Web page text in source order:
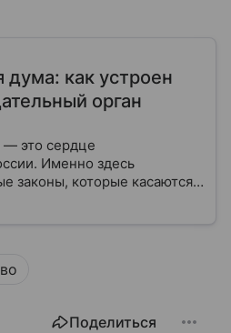
дума: как устроен
орган
— это сердце
Именно здесь
законы, которые касаются
от образования и
Поделиться